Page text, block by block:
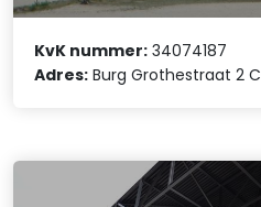
KvK nummer: 34074187
Adres: Burg Grothestraat 2 C